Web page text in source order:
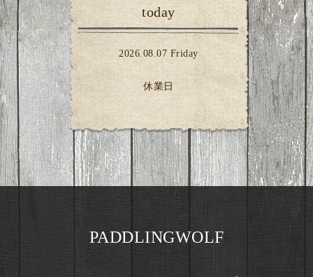
today
2026.08.07 Friday
休業日
PADDLINGWOLF